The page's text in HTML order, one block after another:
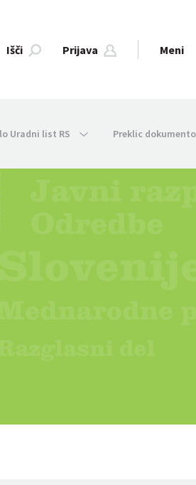
Išči Prijava Meni
Uradni list RS Preklic